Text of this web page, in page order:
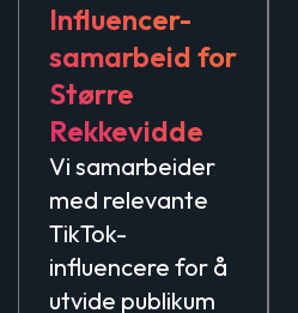
Influencer-
samarbeid for
Større
Rekkevidde
Vi samarbeider
med relevante
TikTok-
influencere for å
utvide publikum